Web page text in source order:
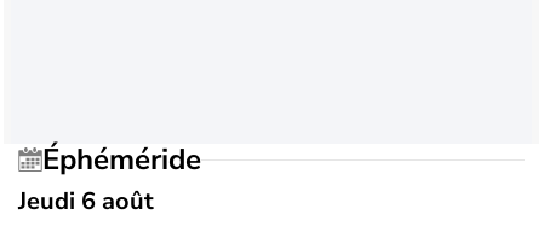
Éphéméride
Jeudi 6 août